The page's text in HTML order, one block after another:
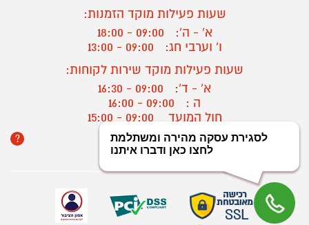
שעות פעילות מוקד הזמנות:
א' - ה':
09:00 - 18:00
ו' וערבי חג:
09:00 - 13:00
שעות פעילות מוקד שירות לקוחות:
א' - ד':
09:00 - 16:30
ה :
09:00 - 16:00
חול המועד
? יצירת קשר/ביטול הזמנה